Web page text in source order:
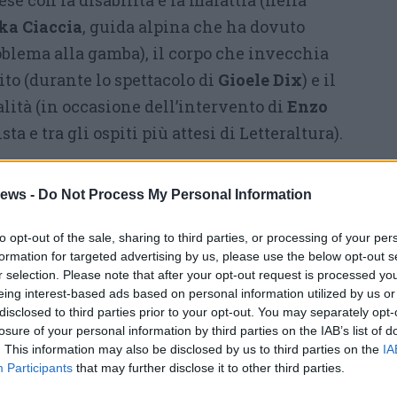
- Do Not Process My Personal Information
opt-out of the sale, sharing to third parties, or processing of your
for targeted advertising by us, please use the below opt-out
selection. Please note that after your opt-out request is processed
interest-based ads based on personal information utilized by us
to third parties prior to your opt-out. You may separately
of your personal information by third parties on the IAB’s list of
This information may also be disclosed by us to third parties on the
Participants that may further disclose it to other third parties.
Ciaccia, guida alpina che ha dovuto
alla gamba), il corpo che invecchia
(durante lo spettacolo di Gioele Dix) e il
(in occasione dell’intervento di Enzo
e tra gli ospiti più attesi di Letteraltura).
nei contenuti ma non nella sua
la sua sede principale nella storica e
sul lungolago di Pallanza e tiene sempre
il territorio attraverso la cultura.
il coordinatore culturaleMichele Airoldi–è
. La nostra associazione è composta
che spinti dalla passione si impegnano
interessante. Crediamo molto nella
per promuovere il territorio. Il nome stesso